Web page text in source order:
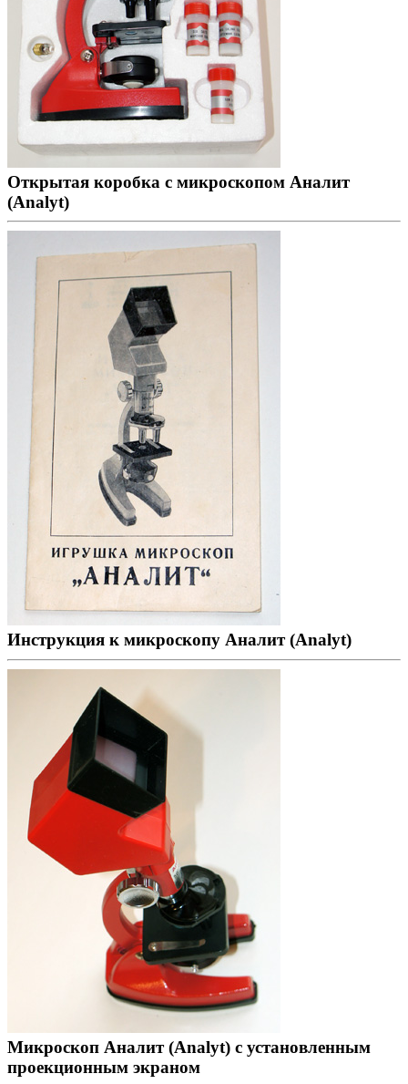
Открытая коробка с микроскопом Аналит
(Analyt)
Инструкция к микроскопу Аналит (Analyt)
Микроскоп Аналит (Analyt) с установленным
проекционным экраном